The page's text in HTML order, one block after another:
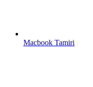
Macbook Tamiri